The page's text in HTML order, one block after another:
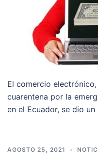
El comercio
cuarentena por la
en el Ecuador, se dio
AGOSTO 25, 2021